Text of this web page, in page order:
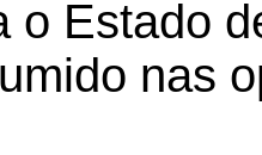
o Estado
nas